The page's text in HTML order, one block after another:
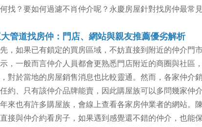
找？要如何過濾不肖仲介呢？永慶房屋針對找房仲最常
管道找房仲：門店、網站與親友推薦優劣解析
，如果已有鎖定的買房區域，不妨直接到附近的仲介門
，一般而言仲介人員都會更熟悉門店附近的商圈與社區
對於當地的房屋銷售消息也比較靈通。然而，各家仲介
約、只有該仲介品牌能賣，因此購屋族可以多問幾家仲
來也有許多購屋族，會線上查看各家房仲業者的網站。
接與仲介約看房子，如果遇到感覺還不錯的仲介，也能